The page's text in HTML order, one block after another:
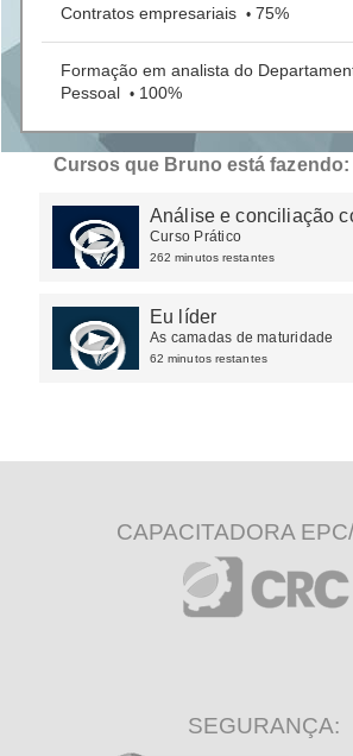
Contratos empresariais • 75%
Formação em analista do
Pessoal • 100%
Cursos que Bruno está fazendo:
Análise e conciliação
Curso Prático
262 minutos restantes
Eu líder
As camadas de maturidade
62 minutos restantes
CAPACITADORA
SEGURANÇA: